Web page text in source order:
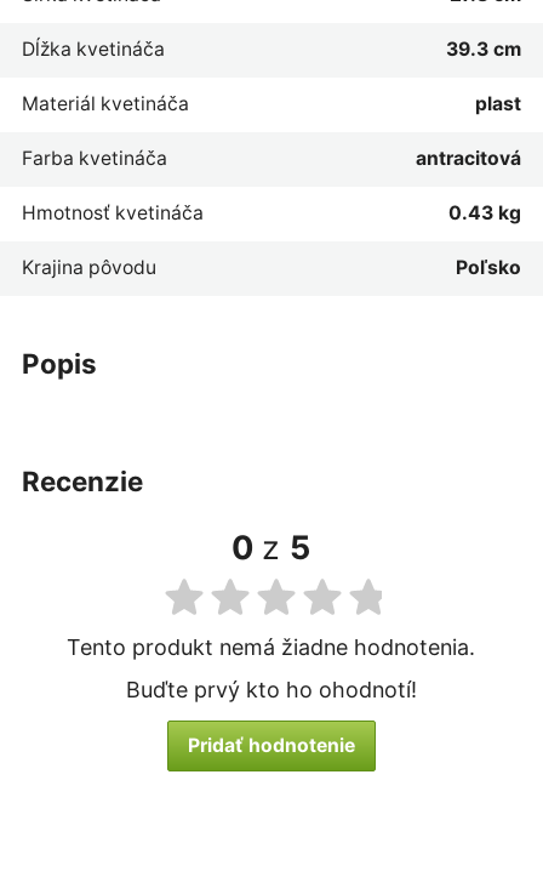
popis
Dĺžka kvetináča 39.3 cm
Materiál kvetináča plast
Farba kvetináča antracitová
Hmotnosť kvetináča 0.43 kg
Krajina pôvodu Poľsko
recenzie
0 z 5
Tento produkt nemá žiadne hodnotenia.
Buďte prvý kto ho ohodnotí!
Pridať hodnotenie